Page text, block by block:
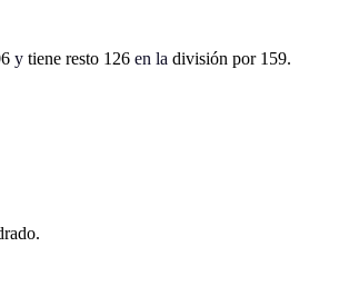
y tiene resto 126 en la división por 159.